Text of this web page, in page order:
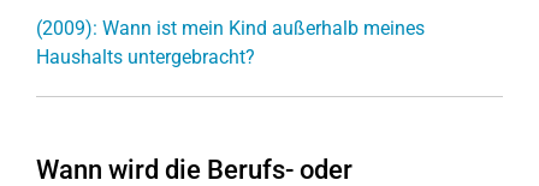
(2009): Wann ist mein Kind außerhalb meines
Haushalts untergebracht?
Wann wird die Berufs- oder